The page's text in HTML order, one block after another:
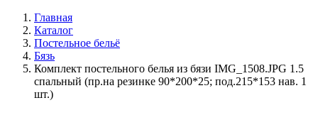
Главная
Каталог
Постельное бельё
Бязь
Комплект постельного белья из бязи IMG_1508.JPG 1.5
спальный (пр.на резинке 90*200*25; под.215*153 нав. 1
шт.)